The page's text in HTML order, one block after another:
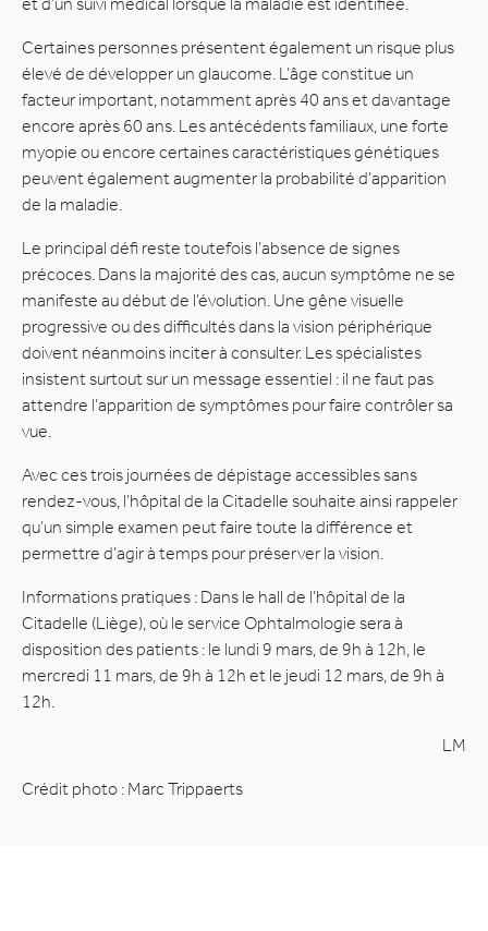
Certaines personnes présentent également un risque plus
élevé de développer un glaucome. L’âge constitue un
facteur important, notamment après 40 ans et davantage
encore après 60 ans. Les antécédents familiaux, une forte
myopie ou encore certaines caractéristiques génétiques
peuvent également augmenter la probabilité d’apparition
de la maladie.
Le principal défi reste toutefois l’absence de signes
précoces. Dans la majorité des cas, aucun symptôme ne se
manifeste au début de l’évolution. Une gêne visuelle
progressive ou des difficultés dans la vision périphérique
doivent néanmoins inciter à consulter. Les spécialistes
insistent surtout sur un message essentiel : il ne faut pas
attendre l’apparition de symptômes pour faire contrôler sa
vue.
Avec ces trois journées de dépistage accessibles sans
rendez-vous, l’hôpital de la Citadelle souhaite ainsi rappeler
qu’un simple examen peut faire toute la différence et
permettre d’agir à temps pour préserver la vision.
Informations pratiques : Dans le hall de l’hôpital de la
Citadelle (Liège), où le service Ophtalmologie sera à
disposition des patients : le lundi 9 mars, de 9h à 12h, le
mercredi 11 mars, de 9h à 12h et le jeudi 12 mars, de 9h à
12h.
LM
Crédit photo : Marc Trippaerts